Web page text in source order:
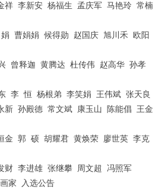
祥 李新安 杨福生 孟庆军 马艳玲 常楠
娟 曹娟娟 候得勋 赵国庆 旭川禾
欧阳
曾释迦 黄腾达 杜传伟 赵高华 孙孝
李 恒 杨根弟 李笑娟 王伟斌 张天良
新 孙殿德 常文斌 康玉山 陈能倡
王金
金 郭 硕 胡耀君 黄焕荣 廖世英 李克
财 李进雄 张继攀 周文超
冯照军
家
入选公告